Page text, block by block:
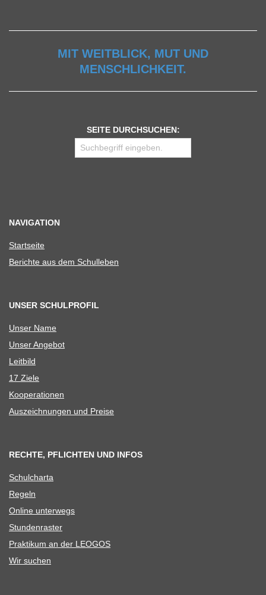
MIT WEITBLICK, MUT UND
MENSCHLICHKEIT.
SEITE DURCHSUCHEN:
NAVIGATION
Start­seite
Berichte aus dem Schulleben
UNSER SCHULPROFIL
Unser Name
Unser Ange­bot
Leit­bild
17 Ziele
Koope­ra­tio­nen
Aus­zeich­nun­gen und Preise
RECHTE, PFLICHTEN UND INFOS
Schul­charta
Regeln
Online unter­wegs
Stun­den­ras­ter
Prak­ti­kum an der LEOGOS
Wir suchen